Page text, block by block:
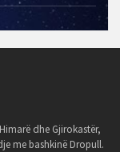
dhe Gjirokastër,
me bashkinë Dropull.